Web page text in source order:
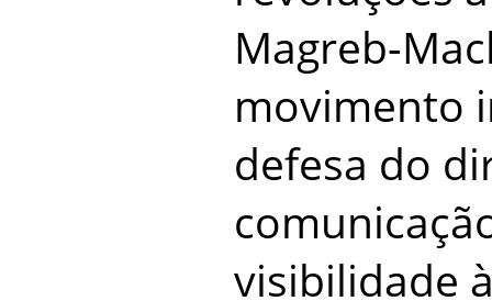
Magreb-
movimento
defesa do
visibilidade